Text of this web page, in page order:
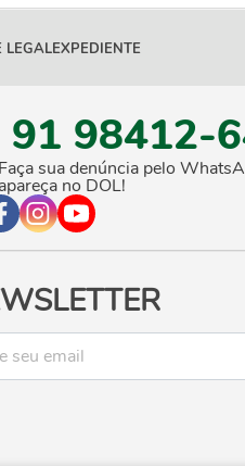
LEGALEXPEDIENTE
91 98412-
Faça sua denúncia pelo
apareça no DOL!